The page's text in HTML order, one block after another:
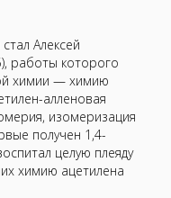
Алексей
работы которого
химии — химию
алленовая
изомеризация
получен 1,4-
целую плеяду
химию ацетилена